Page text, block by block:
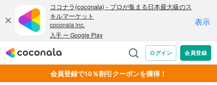
会員登録で10％割引クーポンを獲得！